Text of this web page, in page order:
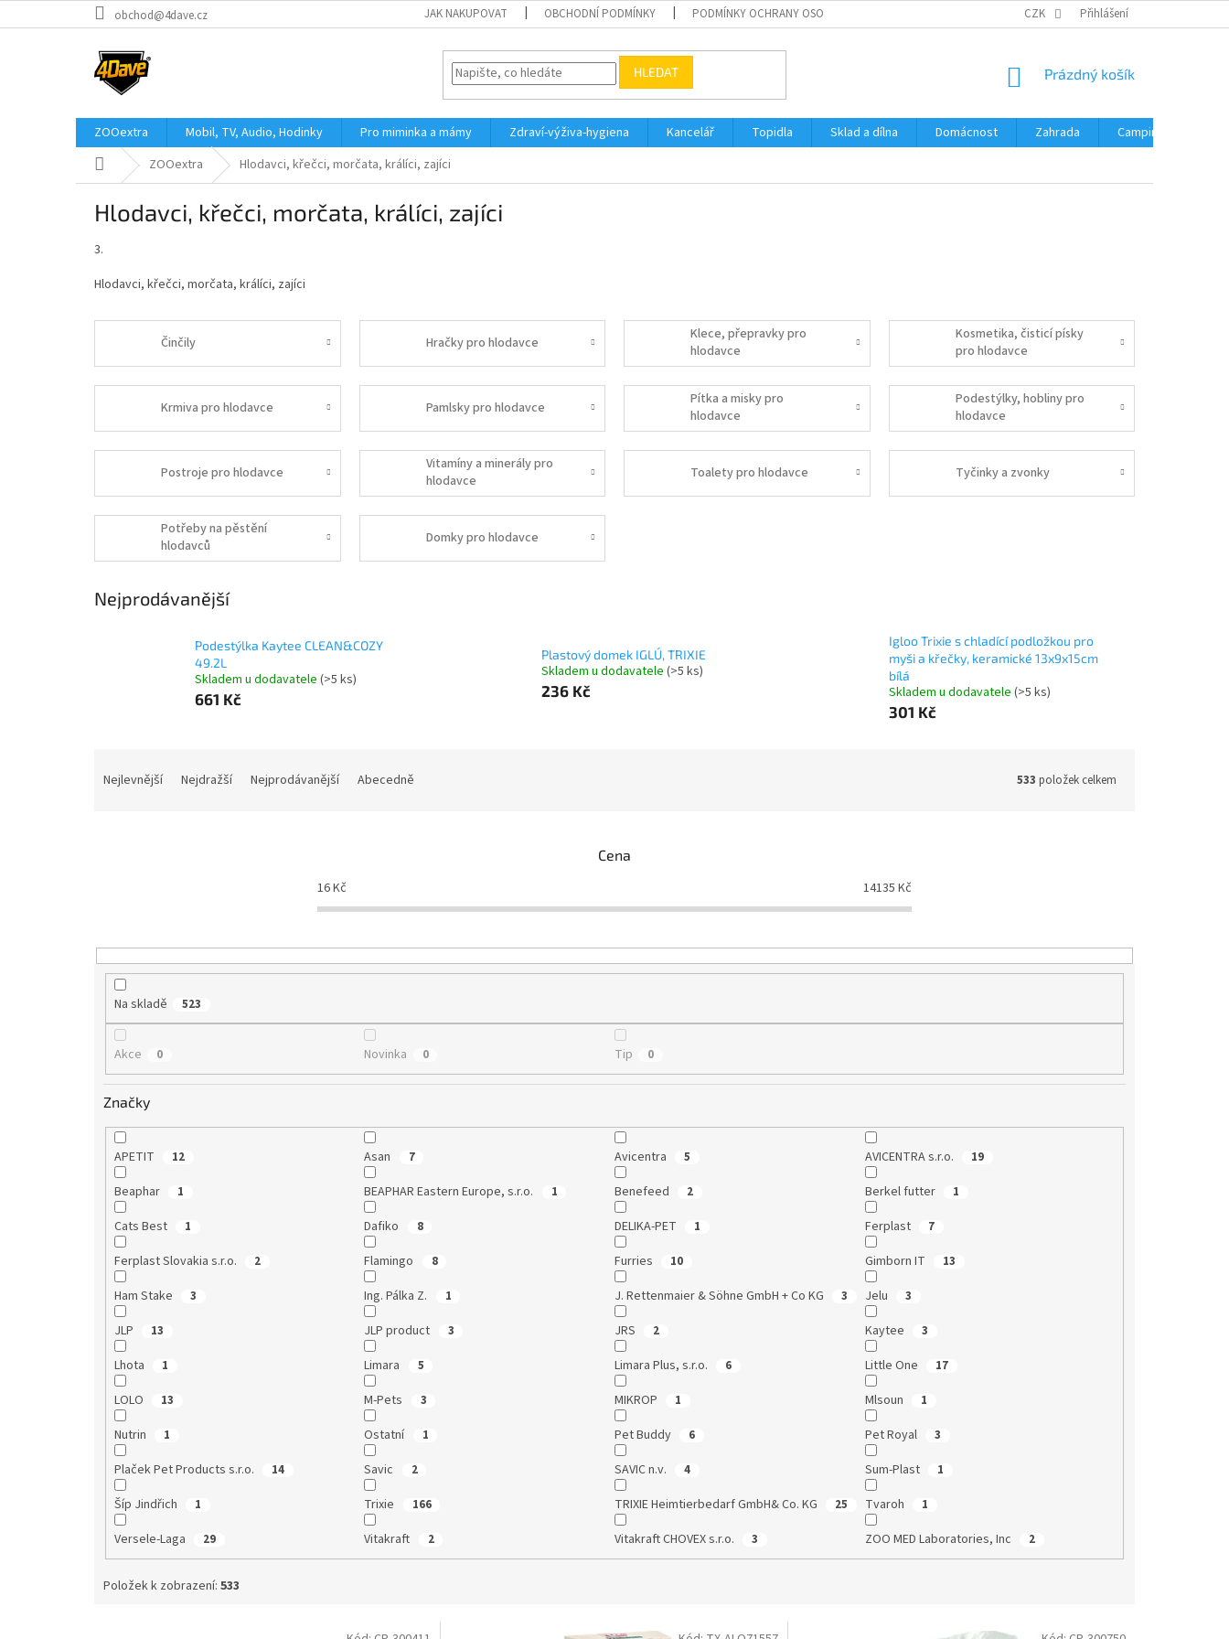
na
obchod@4dave.cz JAK NAKUPOVAT OBCHODNÍ PODMÍNKY PODMÍNKY OCHRANY OSOBNÍCH ÚDAJŮ CZK Přihlášení
HLEDAT
NÁKUPNÍ
Prázdný košík
ZOOextra Mobil, TV, Audio, Hodinky Pro miminka a mámy Zdraví-výživa-hygiena Kancelář Topidla Sklad a dílna Domácnost Zahrada Camping
Domů ZOOextra Hlodavci, křečci, morčata, králíci, zajíci
Hlodavci, křečci, morčata, králíci, zajíci
3.
Hlodavci, křečci, morčata, králíci, zajíci
Činčily Hračky pro hlodavce
Klece, přepravky pro
hlodavce
Kosmetika, čisticí písky
pro hlodavce
Krmiva pro hlodavce Pamlsky pro hlodavce
Pítka a misky pro
hlodavce
Podestýlky, hobliny pro
hlodavce
Postroje pro hlodavce
Vitamíny a minerály pro
hlodavce
Toalety pro hlodavce Tyčinky a zvonky
Potřeby na pěstění
hlodavců
Domky pro hlodavce
Nejprodávanější
Podestýlka Kaytee CLEAN&COZY
49.2L
Skladem u dodavatele (>5 ks)
661 Kč
Plastový domek IGLÚ, TRIXIE
Skladem u dodavatele(>5 ks)
236 Kč
Igloo Trixie s chladící podložkou pro
myši a křečky, keramické 13x9x15cm
bílá
Skladem u dodavatele (>5 ks)
301 Kč
u
Nejlevnější Nejdražší Nejprodávanější Abecedně 533 položek celkem
Cena
16Kč 14135 Kč
Na skladě 523
Akce 0 Novinka 0 Tip 0
Značky
APETIT 12 Asan 7 Avicentra 5 AVICENTRA s.r.o. 19
Beaphar 1 BEAPHAR Eastern Europe, s.r.o. 1 Benefeed 2 Berkel futter 1
Cats Best 1 Dafiko 8 DELIKA-PET 1 Ferplast 7
Ferplast Slovakia s.r.o. 2 Flamingo 8 Furries 10 Gimborn IT 13
Ham Stake 3 Ing. Pálka Z. 1 J. Rettenmaier & Söhne GmbH + Co KG 3 Jelu 3
JLP 13 JLP product 3 JRS 2 Kaytee 3
Lhota 1 Limara 5 Limara Plus, s.r.o. 6 Little One 17
LOLO 13 M-Pets 3 MIKROP 1 Mlsoun 1
Nutrin 1 Ostatní 1 Pet Buddy 6 Pet Royal 3
Plaček Pet Products s.r.o. 14 Savic 2 SAVIC n.v. 4 Sum-Plast 1
Šíp Jindřich 1 Trixie 166 TRIXIE Heimtierbedarf GmbH& Co. KG 25 Tvaroh 1
Versele-Laga 29 Vitakraft 2 Vitakraft CHOVEX s.r.o. 3 ZOO MED Laboratories, Inc 2
Položek k zobrazení: 533